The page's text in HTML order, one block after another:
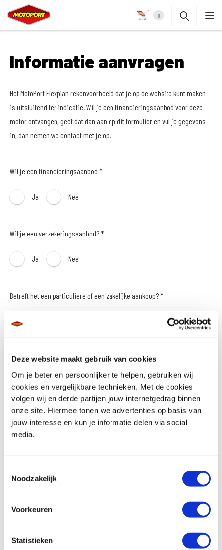
Deze website maakt gebruik van cookies
Om je beter en persoonlijker te helpen, gebruiken wij
cookies en vergelijkbare technieken. Met de cookies
volgen wij en derde partijen jouw internetgedrag binnen
onze site. Hiermee tonen we advertenties op basis van
jouw interesse en kun je informatie delen via social
media.
Noodzakelijk
Voorkeuren
Statistieken
0
Informatie aanvragen
Het MotoPort Flexplan rekenvoorbeeld dat je op de website kunt maken
is uitsluitend ter indicatie. Wil je een financieringsaanbod voor deze
motor ontvangen, geef dat dan aan op dit formulier en vul je gegevens
in, dan nemen we contact met je op.
Wil je een financieringsaanbod *
Ja Nee
Wil je een verzekeringsaanbod? *
Ja Nee
Betreft het een particuliere of een zakelijke aankoop? *
E-mailadres *